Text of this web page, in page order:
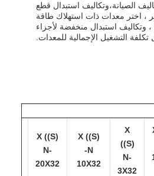
الصيانة،وتكاليف استبدال قطع
، اختر معدات ذات استهلاك طاقة
استبدال منخفضة لأجزاء
تكلفة التشغيل الإجمالية للمعدات.
X
((S)
N-
3X32
X ((S)
N-
10X32
X ((S)
N-
20X32